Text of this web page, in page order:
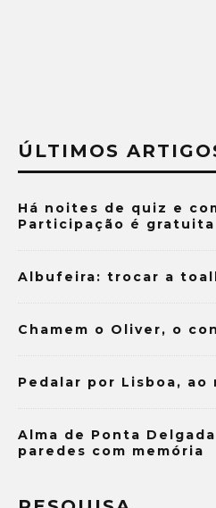
ÚLTIMOS
Há noites de quiz e
Participação é gratuita
Albufeira: trocar a
Chamem o Oliver, o
Pedalar por Lisboa, ao
Alma de Ponta
paredes com memória